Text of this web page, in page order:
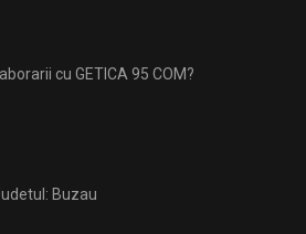
cu GETICA 95 COM?
Buzau